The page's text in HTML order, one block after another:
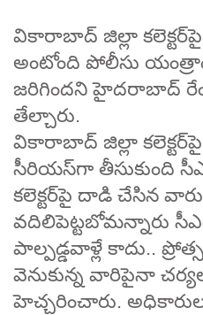
వికారాబాద్‌ జిల్లా కలెక్టర్‌పై
అంటోంది పోలీసు
జరిగిందని హైదరాబాద్‌
తేల్చారు.
వికారాబాద్‌ జిల్లా
సీరియస్‌గా తీసుకుంది
కలెక్టర్‌పై దాడి చేసిన
వదిలిపెట్టబోమన్నారు
పాల్పడ్డవాళ్లే కాదు..
వెనుకున్న వారిపైనా
హెచ్చరించారు.